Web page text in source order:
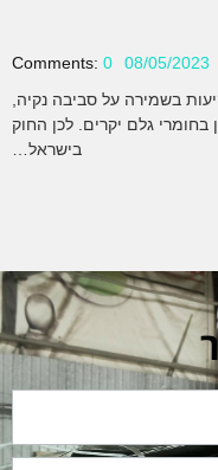
08/05/2023
Comments: 0
בשמירה על סביבה נקיה,
בחומרי גלם יקרים. לכן החוק
בישראל…